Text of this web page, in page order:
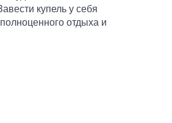
купель у себя
отдыха и